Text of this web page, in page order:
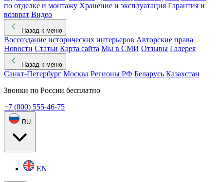
по отделке и монтажу Хранение и эксплуатация Гарантия и
возврат Видео
Назад к меню
Воссоздание исторических интерьеров Авторские права
Новости Статьи Карта сайта Мы в СМИ Отзывы Галерея
Назад к меню
Санкт-Петербург Москва Регионы РФ Беларусь Казахстан
Звонки по России бесплатно
+7 (800) 555-46-75
RU
EN